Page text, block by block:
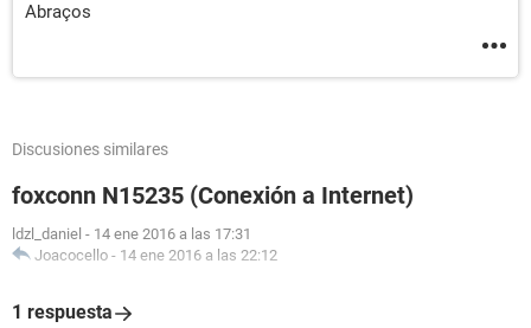
Abraços
Discusiones similares
foxconn N15235 (Conexión a Internet)
ldzl_daniel - 14 ene 2016 a las 17:31
Joacocello - 14 ene 2016 a las 22:12
1 respuesta